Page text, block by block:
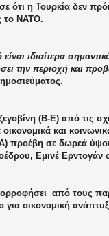
ότι η Τουρκία δεν
το ΝΑΤΟ.
ιδιαίτερα
την περιοχή και
(Β-Ε) από τις
οικονομικά και
) προέβη σε δωρεά
Εμινέ Ερντογάν
από τους
για οικονομική